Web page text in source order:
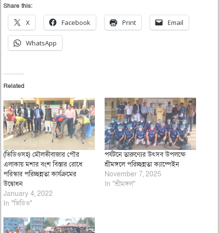
Share this:
X Facebook Print Email
WhatsApp
Related
(ভিডিওসহ) মৌলভীবাজার পৌর
এলাকায় মশার বংশ বিস্তার রোধে
পরিস্কার পরিচ্ছন্নতা কার্যক্রমের
উদ্বোধন
January 4, 2022
In "ভিডিও"
পর্যটনে তারুণ্যের উৎসব উপলক্ষে
শ্রীমঙ্গলে পরিচ্ছন্নতা ক্যাম্পেইন
November 7, 2025
In "শ্রীমঙ্গল"